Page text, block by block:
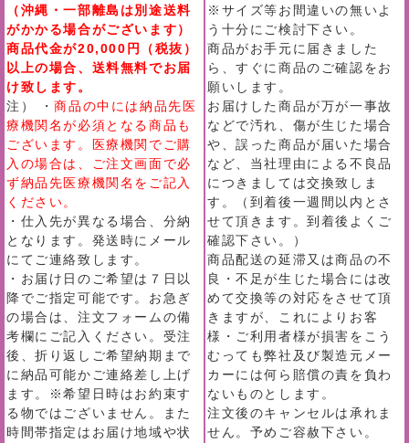
（沖縄・一部離島は別途送料
がかかる場合がございます）
商品代金が20,000円（税抜）
以上の場合、送料無料でお届
け致します。
注） ・商品の中には納品先医
療機関名が必須となる商品も
ございます。医療機関でご購
入の場合は、ご注文画面で必
ず納品先医療機関名をご記入
ください。
・仕入先が異なる場合、分納
となります。発送時にメール
にてご連絡致します。
・お届け日のご希望は７日以
降でご指定可能です。お急ぎ
の場合は、注文フォームの備
考欄にご記入ください。受注
後、折り返しご希望納期まで
に納品可能かご連絡差し上げ
ます。※希望日時はお約束す
る物ではございません。また
時間帯指定はお届け地域や状
※サイズ等お間違いの無いよ
う十分にご検討下さい。
商品がお手元に届きました
ら、すぐに商品のご確認をお
願いします。
お届けした商品が万が一事故
などで汚れ、傷が生じた場合
や、誤った商品が届いた場合
など、当社理由による不良品
につきましては交換致しま
す。（到着後一週間以内とさ
せて頂きます。到着後よくご
確認下さい。）
商品配送の延滞又は商品の不
良・不足が生じた場合には改
めて交換等の対応をさせて頂
きますが、これによりお客
様・ご利用者様が損害をこう
むっても弊社及び製造元メー
カーには何ら賠償の責を負わ
ないものとします。
注文後のキャンセルは承れま
せん。予めご容赦下さい。